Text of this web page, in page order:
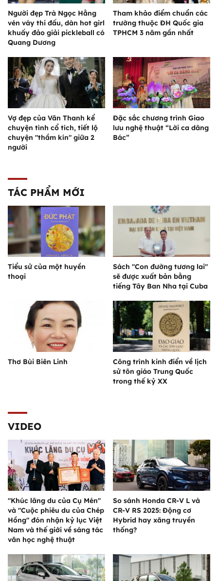
Người đẹp Trà Ngọc Hằng
vén váy thi đấu, dàn hot girl
khuấy đảo giải pickleball có
Quang Dương
Tham khảo điểm chuẩn các
trường thuộc ĐH Quốc gia
TPHCM 3 năm gần nhất
Vợ đẹp của Văn Thanh kể
chuyện tình cổ tích, tiết lộ
chuyện "thầm kín" giữa 2
người
Đặc sắc chương trình Giao
lưu nghệ thuật “Lời ca dâng
Bác”
TÁC PHẨM MỚI
Tiểu sử của một huyền
thoại
Sách "Con đường tương lai"
sẽ được xuất bản bằng
tiếng Tây Ban Nha tại Cuba
Thơ Bùi Biên Linh
Công trình kinh điển về lịch
sử tôn giáo Trung Quốc
trong thế kỷ XX
VIDEO
"Khúc lãng du của Cụ Mén"
và "Cuộc phiêu du của Chép
Hồng" đón nhận kỷ lục Việt
Nam và thế giới về sáng tác
văn học nghệ thuật
So sánh Honda CR-V L và
CR-V RS 2025: Động cơ
Hybrid hay xăng truyền
thống?